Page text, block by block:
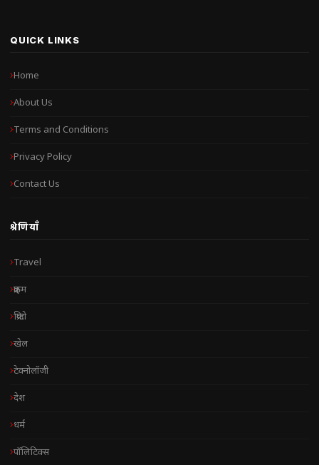
QUICK LINKS
Home
About Us
Terms and Conditions
Privacy Policy
Contact Us
श्रेणियाँ
Travel
क्राइम
क्रिप्टो
खेल
टेक्नोलॉजी
देश
धर्म
पॉलिटिक्स